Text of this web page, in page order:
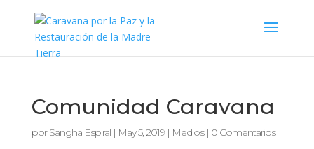
Comunidad Caravana
porSangha Espiral| May 5, 2019| Medios| 0 Comentarios